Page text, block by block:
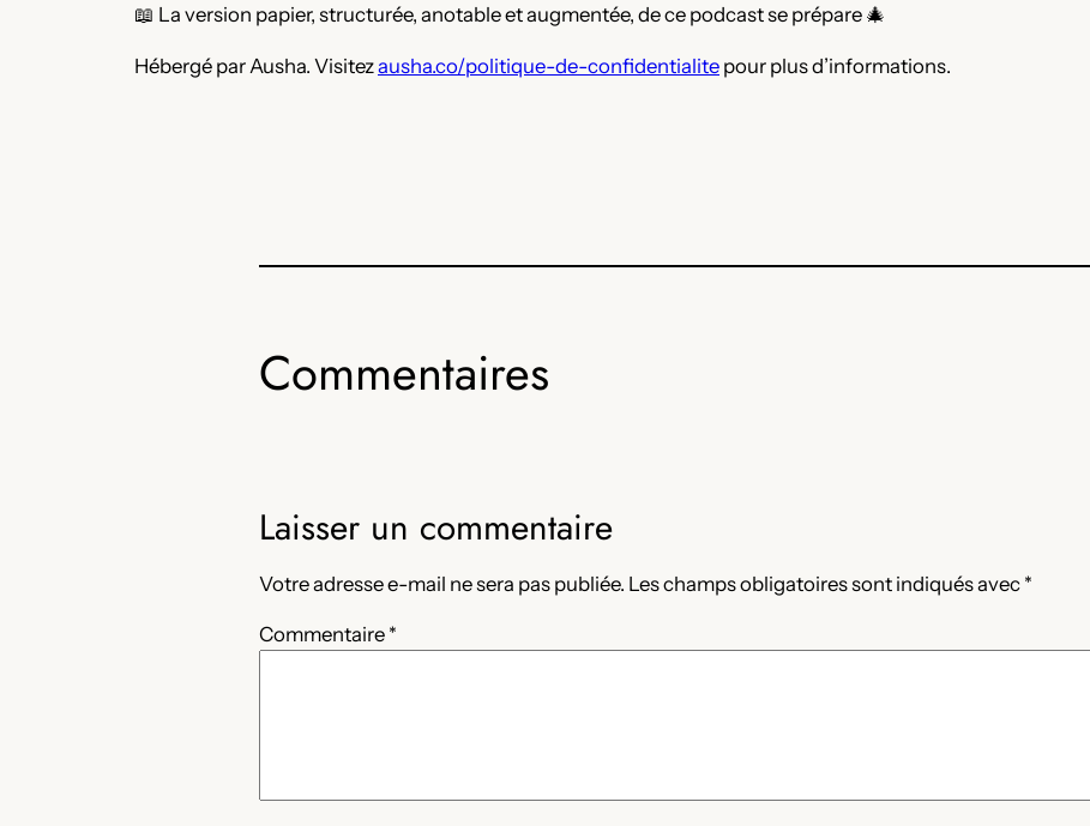
📖 La version papier, structurée, anotable et augmentée, de ce podcast se prépare 🎄
Hébergé par Ausha. Visitezausha.co/politique-de-confidentialite pour plus d’informations.
Commentaires
Laisser un commentaire
Votre adresse e-mail ne sera pas publiée. Les champs obligatoires sont indiqués avec *
Commentaire *